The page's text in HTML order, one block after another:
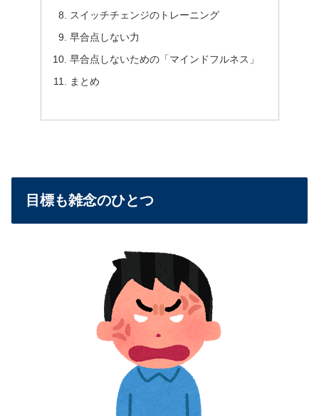
スイッチチェンジのトレーニング
早合点しない力
早合点しないための「マインドフルネス」
まとめ
目標も雑念のひとつ